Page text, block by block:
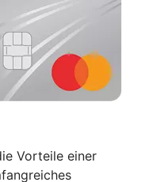
Vorteile einer